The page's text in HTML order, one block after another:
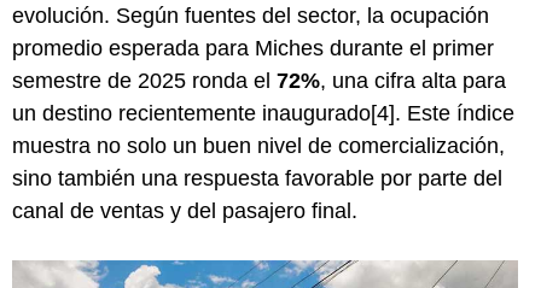
evolución. Según fuentes del sector, la ocupación
promedio esperada para Miches durante el primer
semestre de 2025 ronda el 72%, una cifra alta para
un destino recientemente inaugurado[4]. Este índice
muestra no solo un buen nivel de comercialización,
sino también una respuesta favorable por parte del
canal de ventas y del pasajero final.